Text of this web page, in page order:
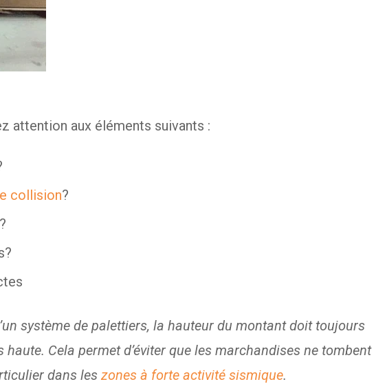
attention aux éléments suivants :
collision?
système de palettiers, la hauteur du montant doit toujours
Cela permet d’éviter que les marchandises ne tombent
dans les zones à forte activité sismique.